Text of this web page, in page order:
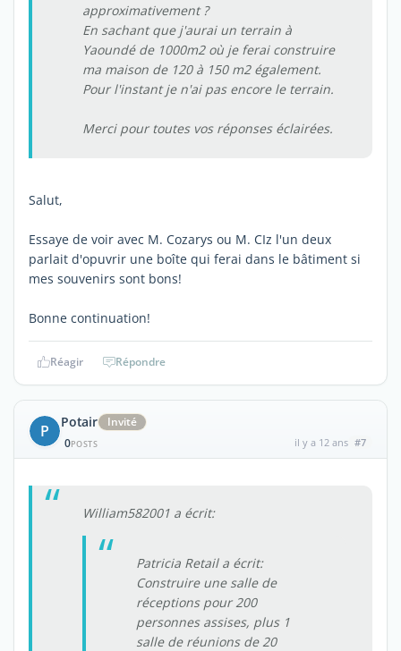
approximativement ?
En sachant que j'aurai un terrain à
Yaoundé de 1000m2 où je ferai construire
ma maison de 120 à 150 m2 également.
Pour l'instant je n'ai pas encore le terrain.
Merci pour toutes vos réponses éclairées.
Salut,
Essaye de voir avec M. Cozarys ou M. CIz l'un deux
parlait d'opuvrir une boîte qui ferai dans le bâtiment si
mes souvenirs sont bons!
Bonne continuation!
Réagir Répondre
P Potair
Invité
0POSTS il y a 12 ans #7
William582001 a écrit:
Patricia Retail a écrit:
Construire une salle de
réceptions pour 200
personnes assises, plus 1
salle de réunions de 20